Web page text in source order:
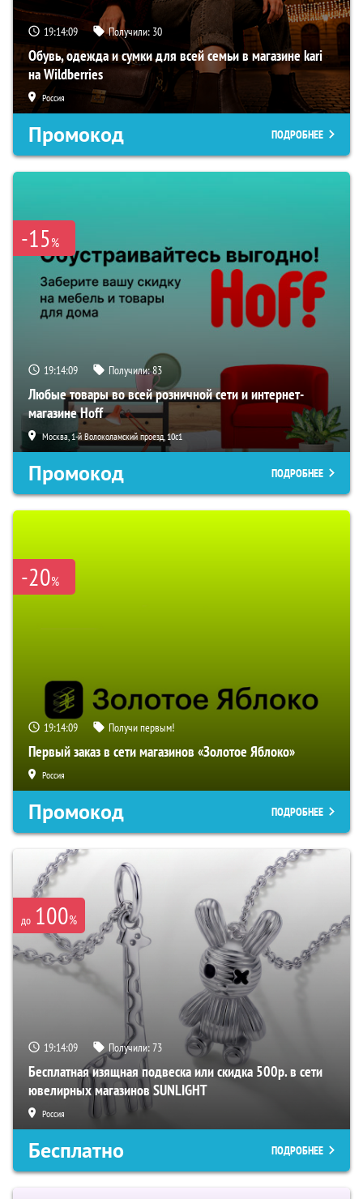
19:14:08 Получили: 30
Обувь, одежда и сумки для всей семьи в магазине kari
на Wildberries
Россия
Промокод ПОДРОБНЕЕ
-15%
19:14:08 Получили:83
Любые товары во всей розничной сети и интернет-
магазине Hoff
Москва, 1-й Волоколамский проезд, 10с1
Промокод ПОДРОБНЕЕ
-20%
19:14:08 Получи первым!
Первый заказ в сети магазинов «Золотое Яблоко»
Россия
Промокод ПОДРОБНЕЕ
до 100%
19:14:08 Получили:73
Бесплатная изящная подвеска или скидка 500р. в сети
ювелирных магазинов SUNLIGHT
Россия
Бесплатно ПОДРОБНЕЕ